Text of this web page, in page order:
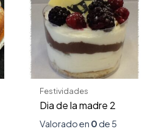
Festividades
Dia de la madre 2
Valorado en 0de 5